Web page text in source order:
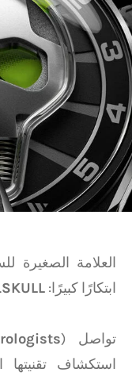
العلامة الصغيرة
ابتكارًا كبيرًا: SKULL
.
تواصل HYT ( )
استكشاف تقنيتها